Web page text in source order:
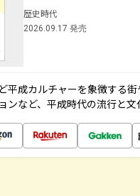
歴史時代
2026.09.17 発売
平成カルチャーを象徴する
ンなど、平成時代の流行と文